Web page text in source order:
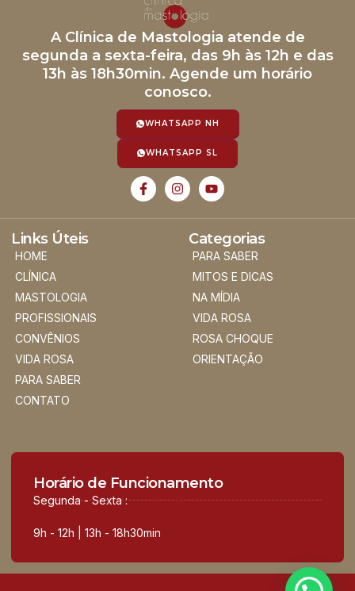
A Clínica de Mastologia atende de
segunda a sexta-feira, das 9h às 12h e das
13h às 18h30min. Agende um horário
conosco.
WHATSAPP NH
WHATSAPP SL
Links Úteis
HOME
CLÍNICA
MASTOLOGIA
PROFISSIONAIS
CONVÊNIOS
VIDA ROSA
PARA SABER
CONTATO
Categorias
PARA SABER
MITOS E DICAS
NA MÍDIA
VIDA ROSA
ROSA CHOQUE
ORIENTAÇÃO
Horário de Funcionamento
Segunda - Sexta :
9h - 12h | 13h - 18h30min